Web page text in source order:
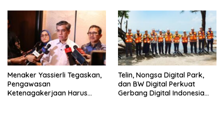
Menaker Yassierli Tegaskan,
Pengawasan
Ketenagakerjaan Harus
Telin, Nongsa Digital Park,
dan BW Digital Perkuat
Gerbang Digital Indonesia